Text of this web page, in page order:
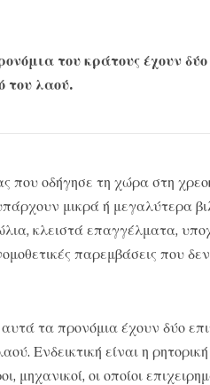
του κράτους έχουν
του λαού.
που οδήγησε τη χώρα στη
μικρά ή μεγαλύτερα
κλειστά επαγγέλματα,
παρεμβάσεις που
τα προνόμια έχουν δύο
Ενδεικτική είναι η
μηχανικοί, οι οποίοι